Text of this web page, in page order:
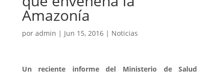
Amazonía
por admin | Jun 15, 2016| Noticias
Un reciente informe del Ministerio de Salud